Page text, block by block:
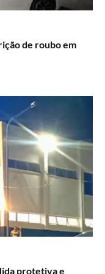
de roubo em
protetiva e